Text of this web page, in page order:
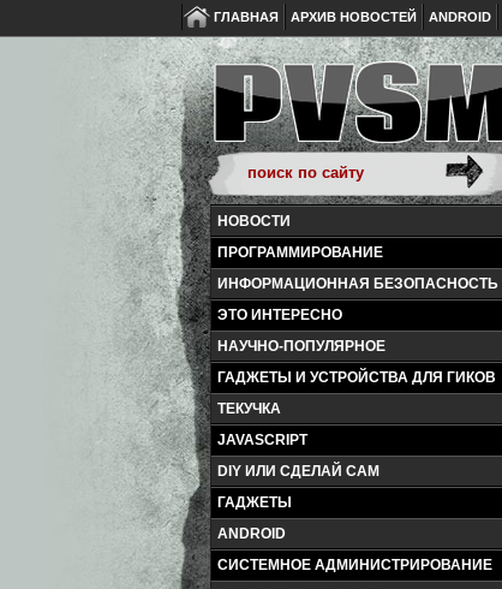
ГЛАВНАЯ АРХИВ НОВОСТЕЙ ANDROID
НОВОСТИ
ПРОГРАММИРОВАНИЕ
ИНФОРМАЦИОННАЯ БЕЗОПАСНОСТЬ
ЭТО ИНТЕРЕСНО
НАУЧНО-ПОПУЛЯРНОЕ
ГАДЖЕТЫ И УСТРОЙСТВА ДЛЯ ГИКОВ
ТЕКУЧКА
JAVASCRIPT
DIY ИЛИ СДЕЛАЙ САМ
ГАДЖЕТЫ
ANDROID
СИСТЕМНОЕ АДМИНИСТРИРОВАНИЕ